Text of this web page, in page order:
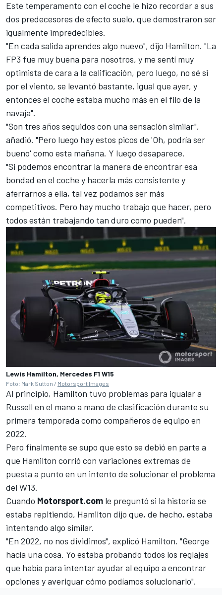
Este temperamento con el coche le hizo recordar a sus
dos predecesores de efecto suelo, que demostraron ser
igualmente impredecibles.
"En cada salida aprendes algo nuevo", dijo Hamilton. "La
FP3 fue muy buena para nosotros, y me sentí muy
optimista de cara a la calificación, pero luego, no sé si
por el viento, se levantó bastante, igual que ayer, y
entonces el coche estaba mucho más en el filo de la
navaja".
"Son tres años seguidos con una sensación similar",
añadió. "Pero luego hay estos picos de 'Oh, podría ser
bueno' como esta mañana. Y luego desaparece.
"Si podemos encontrar la manera de encontrar esa
bondad en el coche y hacerla más consistente y
aferrarnos a ella, tal vez podamos ser más
competitivos. Pero hay mucho trabajo que hacer, pero
todos están trabajando tan duro como pueden".
Lewis Hamilton, Mercedes F1 W15
Foto: Mark Sutton / Motorsport Images
Al principio, Hamilton tuvo problemas para igualar a
Russell en el mano a mano de clasificación durante su
primera temporada como compañeros de equipo en
2022.
Pero finalmente se supo que esto se debió en parte a
que Hamilton corrió con variaciones extremas de
puesta a punto en un intento de solucionar el problema
del W13.
Cuando Motorsport.com le preguntó si la historia se
estaba repitiendo, Hamilton dijo que, de hecho, estaba
intentando algo similar.
"En 2022, no nos dividimos", explicó Hamilton. "George
hacía una cosa. Yo estaba probando todos los reglajes
que había para intentar ayudar al equipo a encontrar
opciones y averiguar cómo podíamos solucionarlo".